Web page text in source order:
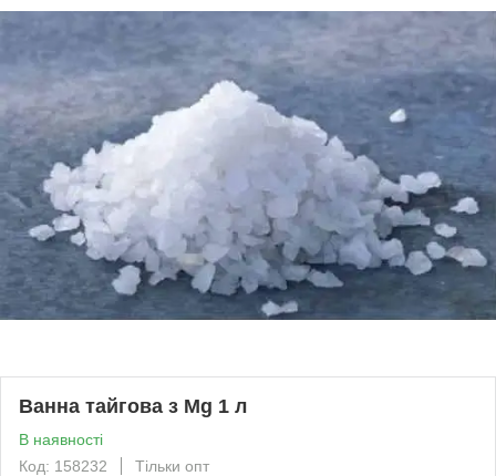
Ванна тайгова з Mg 1 л
В наявності
Код: 158232
Тільки опт